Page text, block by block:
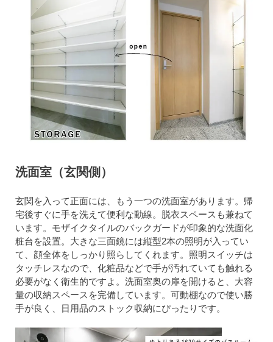
洗面室（玄関側）
玄関を入って正面には、もう一つの洗面室があります。帰
宅後すぐに手を洗えて便利な動線。脱衣スペースも兼ねて
います。モザイクタイルのバックガードが印象的な洗面化
粧台を設置。大きな三面鏡には縦型2本の照明が入ってい
て、顔全体をしっかり照らしてくれます。照明スイッチは
タッチレスなので、化粧品などで手が汚れていても触れる
必要がなく衛生的ですよ。洗面室奥の扉を開けると、大容
量の収納スペースを完備しています。可動棚なので使い勝
手が良く、日用品のストック収納にぴったりです。